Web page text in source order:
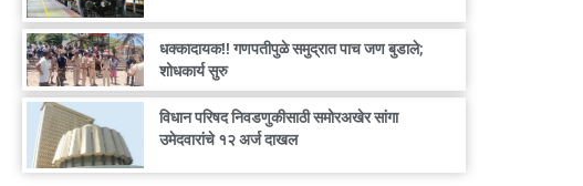
धक्कादायक!! गणपतीपुळे समुद्रात पाच जण बुडाले;
शोधकार्य सुरु
विधान परिषद निवडणुकीसाठी समोरअखेर सांगा
उमेदवारांचे १२ अर्ज दाखल